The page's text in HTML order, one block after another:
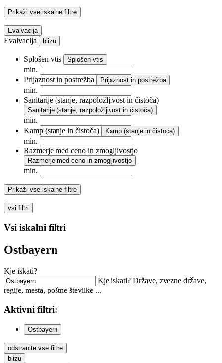
Prikaži vse iskalne filtre
Evalvacija
Evalvacija blizu
Splošen vtis Splošen vtis
min.
Prijaznost in postrežba
Prijaznost in postrežba
min.
Sanitarije (stanje, razpoložljivost in čistoča)
Sanitarije (stanje, razpoložljivost in čistoča)
min.
Kamp (stanje in čistoča)
Kamp (stanje in čistoča)
min.
Razmerje med ceno in zmogljivostjo
Razmerje med ceno in zmogljivostjo
min.
Prikaži vse iskalne filtre
vsi filtri
Vsi iskalni filtri
Ostbayern
Kje iskati?
Kje iskati? Države, zvezne države,
regije, mesta, poštne številke ...
Aktivni filtri:
Ostbayern
odstranite vse filtre
blizu